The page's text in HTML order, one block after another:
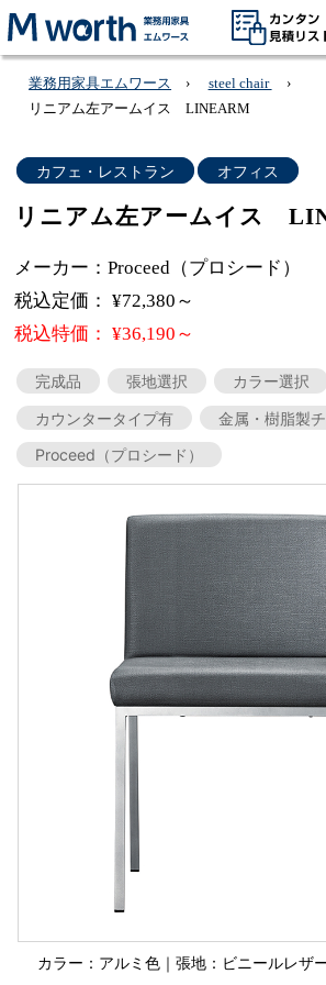
業務用家具エムワース
steel chair
リニアム左アームイス LINEARM
カフェ・レストラン オフィス
リニアム左アームイス
メーカー：Proceed（プロシード）
税込定価： ¥72,380～
税込特価： ¥36,190～
完成品 張地選択
カラー選択
カウンタータイプ有
金属・樹脂製
Proceed（プロシード）
カラー：アルミ色｜張地：ビニールレザ